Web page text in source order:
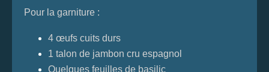
Pour la garniture :
4 œufs cuits durs
1 talon de jambon cru espagnol
Quelques feuilles de basilic